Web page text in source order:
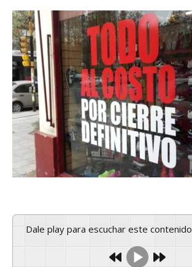
Dale play para escuchar este contenido